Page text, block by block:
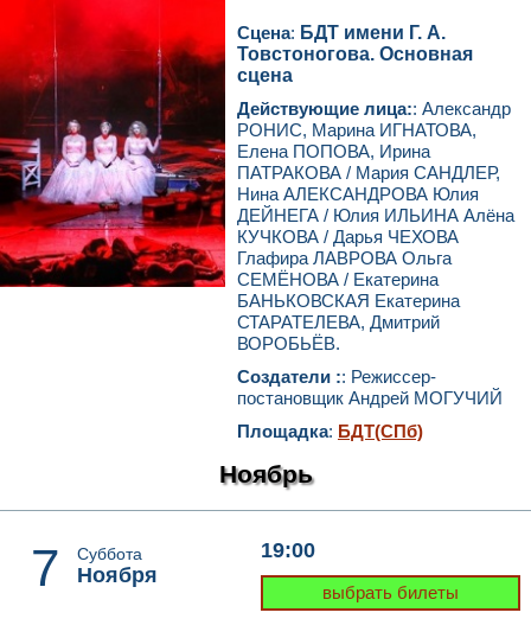
Сцена: БДТ имени Г. А.
Товстоногова. Основная
сцена
Действующие лица:: Александр
РОНИС, Марина ИГНАТОВА,
Елена ПОПОВА, Ирина
ПАТРАКОВА / Мария САНДЛЕР,
Нина АЛЕКСАНДРОВА Юлия
ДЕЙНЕГА / Юлия ИЛЬИНА Алёна
КУЧКОВА / Дарья ЧЕХОВА
Глафира ЛАВРОВА Ольга
СЕМЁНОВА / Екатерина
БАНЬКОВСКАЯ Екатерина
СТАРАТЕЛЕВА, Дмитрий
ВОРОБЬЁВ.
Создатели :: Режиссер-
постановщик Андрей МОГУЧИЙ
Площадка: БДТ(СПб)
Ноябрь
7 Суббота
Ноября
19:00
выбрать билеты